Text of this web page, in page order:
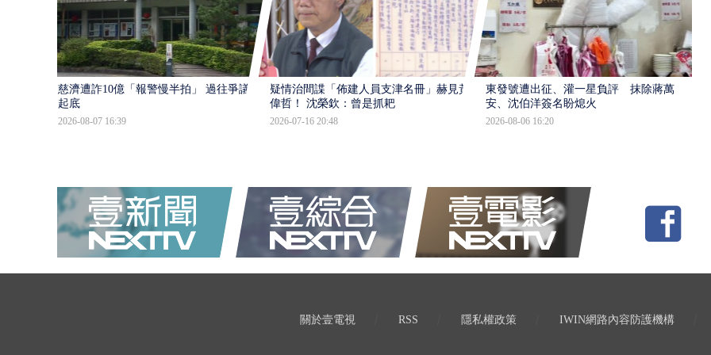
慈濟遭詐10億「報警慢半拍」 過往爭議遭
起底
2026-08-07 16:39
疑情治間諜「佈建人員支津名冊」赫見黃
偉哲！ 沈榮欽：曾是抓耙
2026-07-16 20:48
東發號遭出征、灌一星負評 抹除蔣萬
安、沈伯洋簽名盼熄火
2026-08-06 16:20
關於壹電視 RSS 隱私權政策 IWIN網路內容防護機構